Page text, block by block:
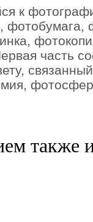
к
часть
также